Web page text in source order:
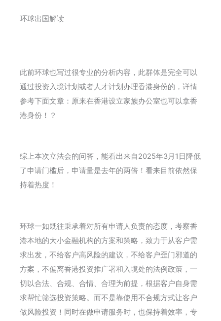
环球出国解读
此前环球也写过很专业的分析内容，此群体是完全可以
通过投资入境计划或者人才计划办理香港身份的，详情
参考下面文章：原来在香港设立家族办公室也可以拿香
港身份！？
综上本次立法会的问答，能看出来自2025年3月1日降低
了申请门槛后，申请量是去年的两倍！看来目前依然保
持着热度！
环球一如既往秉承着对所有申请人负责的态度，考察香
港本地的大小金融机构的方案和策略，致力于从客户需
求出发，不给客户高风险的建议，不给客户歪门邪道的
方案，不偏离香港投资推广署和入境处的法例政策，一
切以合法、合规、合情、合理为前提，根据客户自身需
求帮忙筛选投资策略。而不是靠使用不合规方式让客户
做风险投资！同时在做申请服务时，也保持着效率，专